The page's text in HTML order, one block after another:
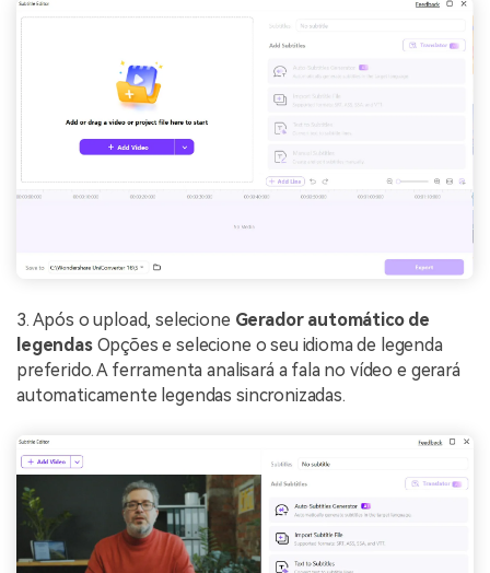
3. Após o upload, selecione Gerador automático de
legendas Opções e selecione o seu idioma de legenda
preferido. A ferramenta analisará a fala no vídeo e gerará
automaticamente legendas sincronizadas.